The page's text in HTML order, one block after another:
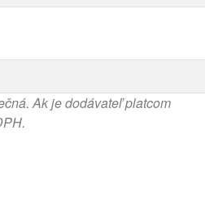
Ak je dodávateľ platcom